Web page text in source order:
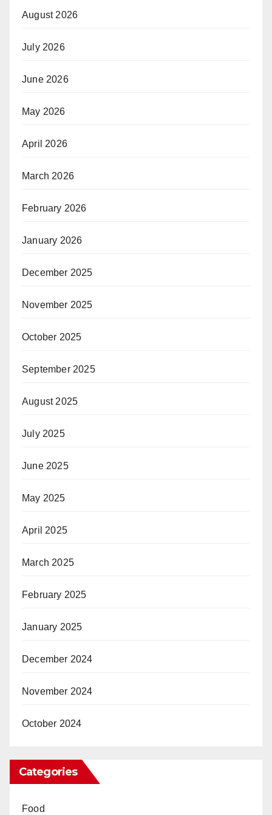
August 2026
July 2026
June 2026
May 2026
April 2026
March 2026
February 2026
January 2026
December 2025
November 2025
October 2025
September 2025
August 2025
July 2025
June 2025
May 2025
April 2025
March 2025
February 2025
January 2025
December 2024
November 2024
October 2024
Categories
Food